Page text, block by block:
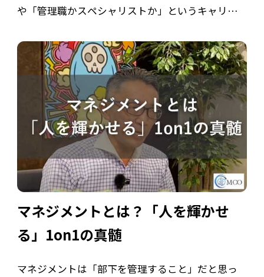
や「管理職かスペシャリストか」というキャリア
事では、人事部の調査データや実際のエピソード
をもとに、40代キャリアの実態とマネジメ […]
マネジメントとは？「人を輝かせ
る」1on1の真髄
マネジメントは「部下を管理すること」だと思っ